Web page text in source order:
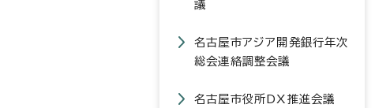
議
名古屋市アジア開発銀行年次
総会連絡調整会議
名古屋市役所DX推進会議